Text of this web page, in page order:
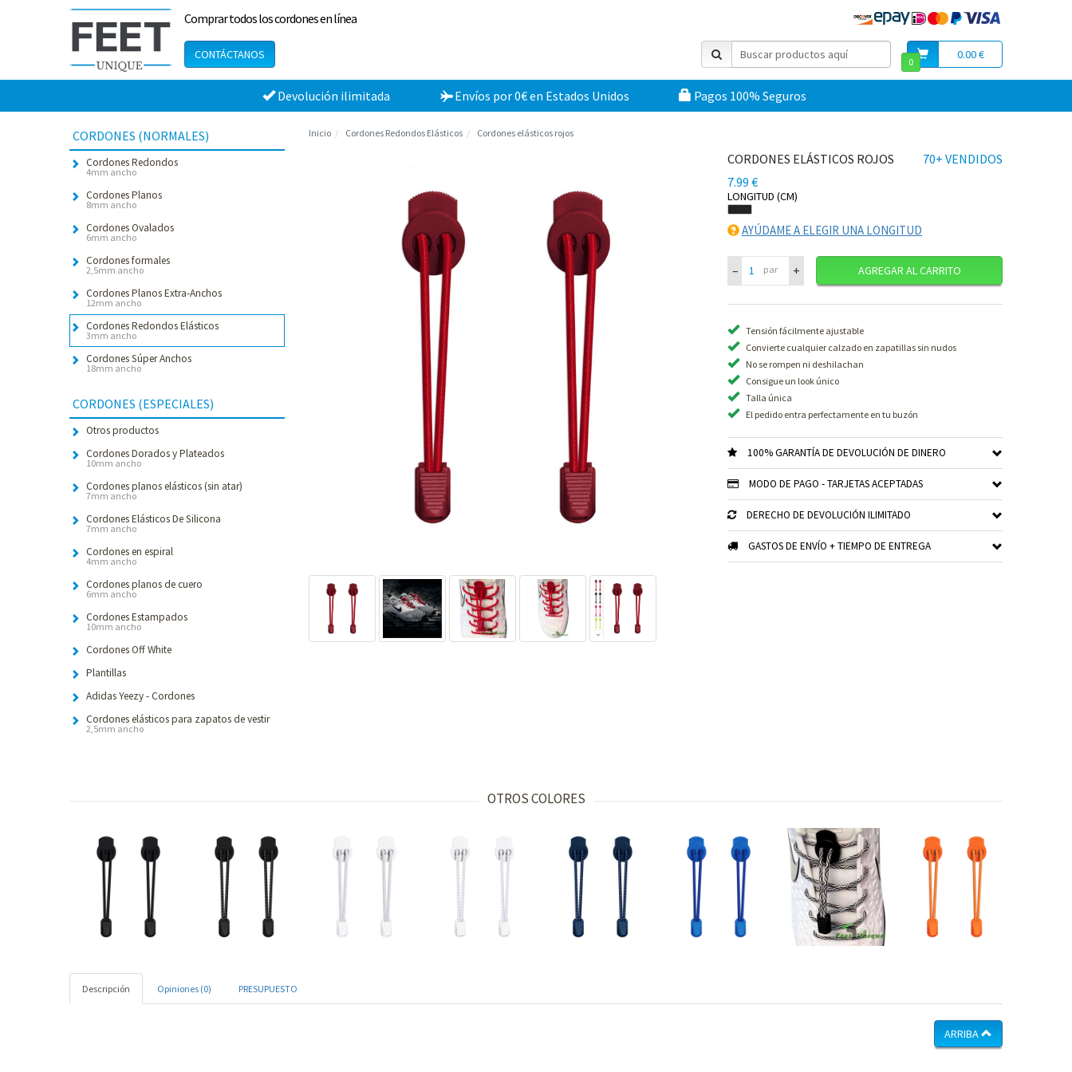
Comprar todos los cordones en línea
CONTÁCTANOS 0.00 €
0
Devolución ilimitada Envíos por 0€en Estados Unidos Pagos 100% Seguros
CORDONES (NORMALES)
Cordones Redondos
4mm ancho
Cordones Planos
8mm ancho
Cordones Ovalados
6mm ancho
Cordones formales
2,5mm ancho
Cordones Planos Extra-Anchos
12mm ancho
Cordones Redondos Elásticos
3mm ancho
Cordones Súper Anchos
18mm ancho
CORDONES (ESPECIALES)
Otros productos
Cordones Dorados y Plateados
10mm ancho
Cordones planos elásticos (sin atar)
7mm ancho
Cordones Elásticos De Silicona
7mm ancho
Cordones en espiral
4mm ancho
Cordones planos de cuero
6mm ancho
Cordones Estampados
10mm ancho
Cordones Off White
Plantillas
Adidas Yeezy - Cordones
Cordones elásticos para zapatos de vestir
2,5mm ancho
Inicio Cordones Redondos Elásticos Cordones elásticos rojos
70+ VENDIDOS
CORDONES ELÁSTICOS ROJOS
7.99 €
LONGITUD (CM)
AYÚDAME A ELEGIR UNA LONGITUD
– par + AGREGAR AL CARRITO
Tensión fácilmente ajustable
Convierte cualquier calzado en zapatillas sin nudos
No se rompen ni deshilachan
Consigue un look único
Talla única
El pedido entra perfectamente en tu buzón
100% GARANTÍA DE DEVOLUCIÓN DE DINERO
MODO DE PAGO - TARJETAS ACEPTADAS
DERECHO DE DEVOLUCIÓN ILIMITADO
GASTOS DE ENVÍO + TIEMPO DE ENTREGA
OTROS COLORES
Descripción Opiniones (0) PRESUPUESTO
ARRIBA